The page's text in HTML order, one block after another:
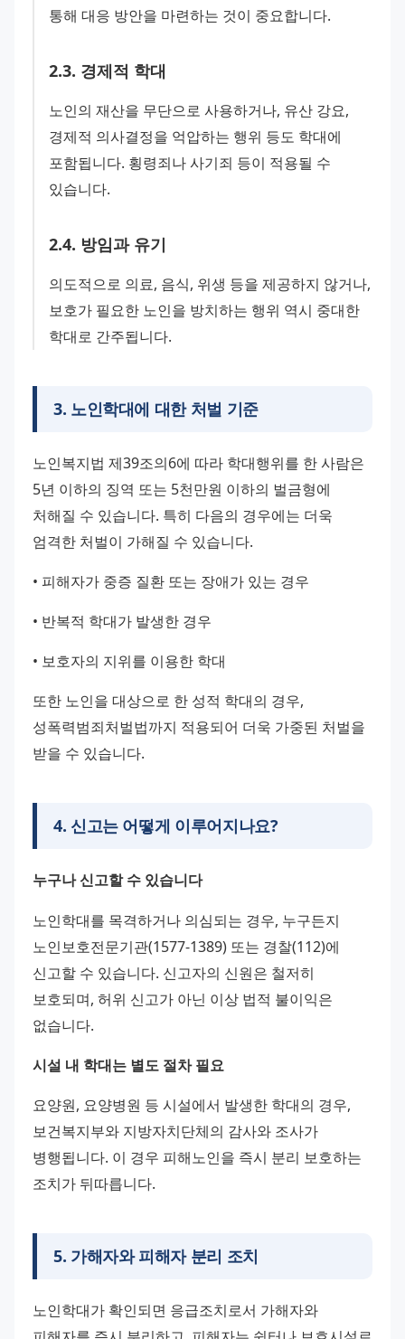
통해 대응 방안을 마련하는 것이 중요합니다.
2.3. 경제적 학대
노인의 재산을 무단으로 사용하거나, 유산 강요,
경제적 의사결정을 억압하는 행위 등도 학대에
포함됩니다. 횡령죄나 사기죄 등이 적용될 수
있습니다.
2.4. 방임과 유기
의도적으로 의료, 음식, 위생 등을 제공하지 않거나,
보호가 필요한 노인을 방치하는 행위 역시 중대한
학대로 간주됩니다.
3. 노인학대에 대한 처벌 기준
노인복지법 제39조의6에 따라 학대행위를 한 사람은
5년 이하의 징역 또는 5천만원 이하의 벌금형에
처해질 수 있습니다. 특히 다음의 경우에는 더욱
엄격한 처벌이 가해질 수 있습니다.
• 피해자가 중증 질환 또는 장애가 있는 경우
• 반복적 학대가 발생한 경우
• 보호자의 지위를 이용한 학대
또한 노인을 대상으로 한 성적 학대의 경우,
성폭력범죄처벌법까지 적용되어 더욱 가중된 처벌을
받을 수 있습니다.
4. 신고는 어떻게 이루어지나요?
누구나 신고할 수 있습니다
노인학대를 목격하거나 의심되는 경우, 누구든지
노인보호전문기관(1577-1389) 또는 경찰(112)에
신고할 수 있습니다. 신고자의 신원은 철저히
보호되며, 허위 신고가 아닌 이상 법적 불이익은
없습니다.
시설 내 학대는 별도 절차 필요
요양원, 요양병원 등 시설에서 발생한 학대의 경우,
보건복지부와 지방자치단체의 감사와 조사가
병행됩니다. 이 경우 피해노인을 즉시 분리 보호하는
조치가 뒤따릅니다.
5. 가해자와 피해자 분리 조치
노인학대가 확인되면 응급조치로서 가해자와